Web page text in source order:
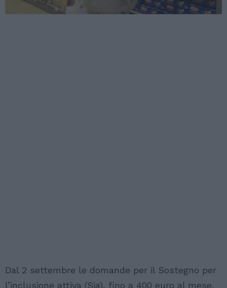
Dal 2 settembre le domande per il Sostegno per
l’inclusione attiva (Sia), fino a 400 euro al mese.